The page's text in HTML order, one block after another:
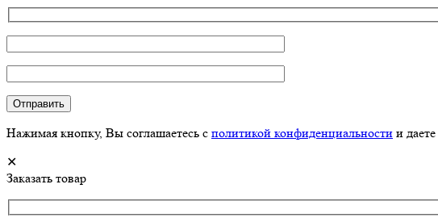
Нажимая кнопку, Вы соглашаетесь с политикой конфиденциальности и даете
✕
Заказать товар